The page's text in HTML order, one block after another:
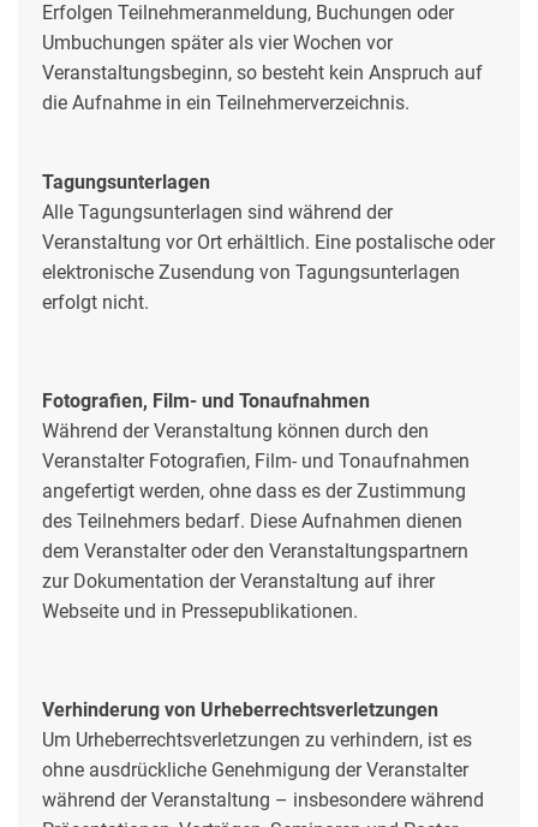
Erfolgen Teilnehmeranmeldung, Buchungen oder
Umbuchungen später als vier Wochen vor
Veranstaltungsbeginn, so besteht kein Anspruch auf
die Aufnahme in ein Teilnehmerverzeichnis.
Tagungsunterlagen
Alle Tagungsunterlagen sind während der
Veranstaltung vor Ort erhältlich. Eine postalische oder
elektronische Zusendung von Tagungsunterlagen
erfolgt nicht.
Fotografien, Film- und Tonaufnahmen
Während der Veranstaltung können durch den
Veranstalter Fotografien, Film- und Tonaufnahmen
angefertigt werden, ohne dass es der Zustimmung
des Teilnehmers bedarf. Diese Aufnahmen dienen
dem Veranstalter oder den Veranstaltungspartnern
zur Dokumentation der Veranstaltung auf ihrer
Webseite und in Pressepublikationen.
Verhinderung von Urheberrechtsverletzungen
Um Urheberrechtsverletzungen zu verhindern, ist es
ohne ausdrückliche Genehmigung der Veranstalter
während der Veranstaltung – insbesondere während